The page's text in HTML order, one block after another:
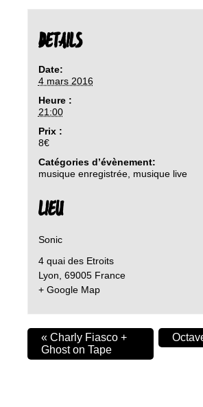
DETAILS
Date:
4 mars 2016
Heure :
21:00
Prix :
8€
Catégories d’évènement:
musique enregistrée, musique live
LIEU
Sonic
4 quai des Etroits
Lyon 69005 France
+ Google Map
« Charly Fiasco +
Ghost on Tape